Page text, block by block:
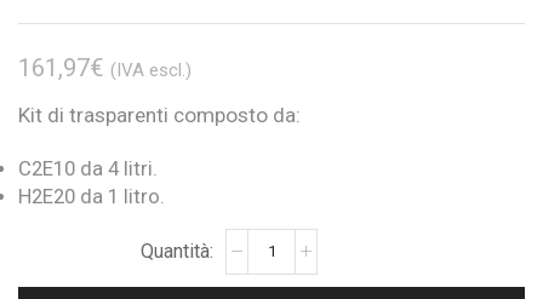
161,97€ (IVA escl.)
Kit di trasparenti composto da:
C2E10 da 4 litri.
H2E20 da 1 litro.